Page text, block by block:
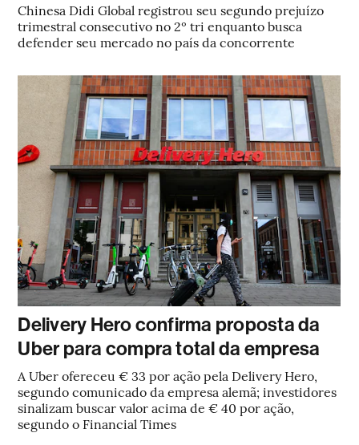
Chinesa Didi Global registrou seu segundo prejuízo
trimestral consecutivo no 2º tri enquanto busca
defender seu mercado no país da concorrente
Delivery Hero confirma proposta da
Uber para compra total da empresa
A Uber ofereceu € 33 por ação pela Delivery Hero,
segundo comunicado da empresa alemã; investidores
sinalizam buscar valor acima de € 40 por ação,
segundo o Financial Times